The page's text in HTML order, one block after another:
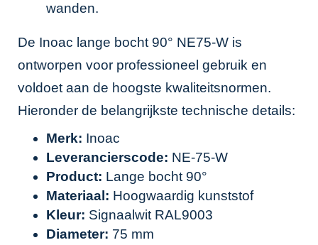
wanden.
De Inoac lange bocht 90° NE75-W is
ontworpen voor professioneel gebruik en
voldoet aan de hoogste kwaliteitsnormen.
Hieronder de belangrijkste technische details:
Merk: Inoac
Leverancierscode: NE-75-W
Product: Lange bocht 90°
Materiaal: Hoogwaardig kunststof
Kleur: Signaalwit RAL9003
Diameter: 75 mm